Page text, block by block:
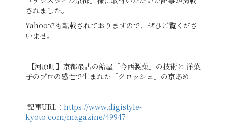
されました。
Yahooでも転載されておりますので、ぜひご覧くださ
いませ。
【河原町】京都最古の飴屋「今西製菓」の技術と 洋菓
子のプロの感性で生まれた「クロッシェ」の京あめ
記事URL： https://www.digistyle-
kyoto.com/magazine/49947